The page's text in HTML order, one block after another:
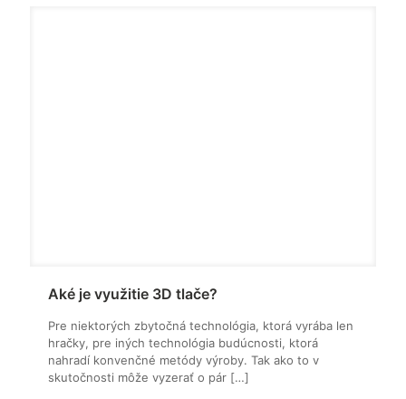
Aké je využitie 3D tlače?
Pre niektorých zbytočná technológia, ktorá vyrába len
hračky, pre iných technológia budúcnosti, ktorá
nahradí konvenčné metódy výroby. Tak ako to v
skutočnosti môže vyzerať o pár […]